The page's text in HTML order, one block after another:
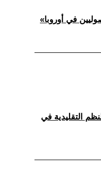
التقليدية في